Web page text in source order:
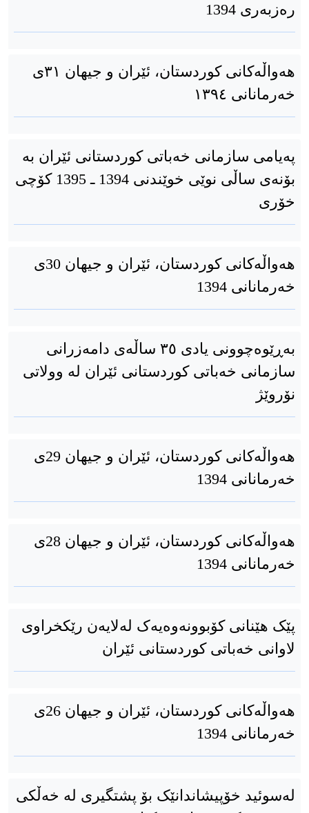
رەزبەری 1394
هەواڵەکانی کوردستان، ئێران و جیهان ٣١ی
خەرمانانی ١٣٩٤
پەیامی سازمانی خەباتی کوردستانی ئێران بە
بۆنەی ساڵی نوێی خوێندنی 1394 ـ 1395 کۆچی
خۆری
هەواڵەکانی کوردستان، ئێران و جیهان 30ی
خەرمانانی 1394
بەڕێوەچوونی یادی ٣٥ ساڵەی دامەزرانی
سازمانی خەباتی کوردستانی ئێران لە وولاتی
نۆروێژ
هەواڵەکانی کوردستان، ئێران و جیهان 29ی
خەرمانانی 1394
هەواڵەکانی کوردستان، ئێران و جیهان 28ی
خەرمانانی 1394
پێک هێنانی کۆبوونەوەیەک لەلایەن رێکخراوی
لاوانی خەباتی کوردستانی ئێران
هەواڵەکانی کوردستان، ئێران و جیهان 26ی
خەرمانانی 1394
لەسوئید خۆپیشاندانێک بۆ پشتگیری لە خەڵکی